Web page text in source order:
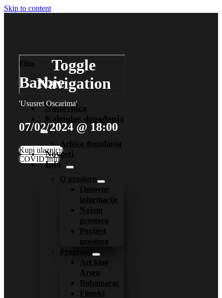
Skip to content
Toggle
Navigation
Naslovnica
Kalendar događanja
Arhiva događanja
Novosti
Info
O prostoru
Osnovne
informacije
Najam
prostora
Povijest
prostora
Programi
Art kino
Arsen
Bubamarac
Filmski
Film
Barbie
'Ususret Oscarima'
07/02/2024 @ 18:00
Kupi ulaznicu
COVID Info